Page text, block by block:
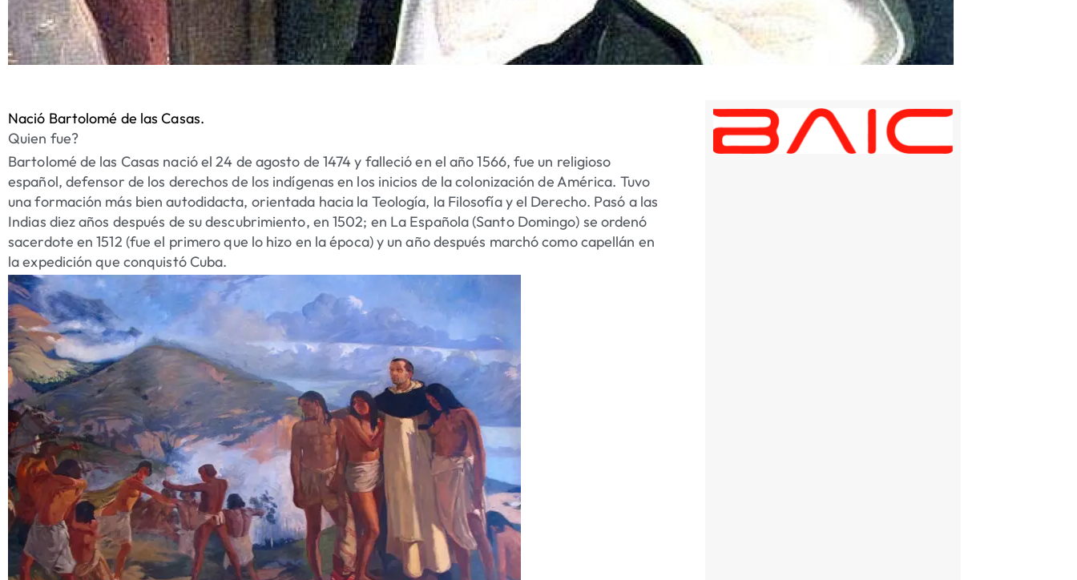
Nació Bartolomé de las Casas.
Quien fue?
Bartolomé de las Casas nació el 24 de agosto de 1474 y falleció en el año 1566, fue un religioso
español, defensor de los derechos de los indígenas en los inicios de la colonización de América. Tuvo
una formación más bien autodidacta, orientada hacia la Teología, la Filosofía y el Derecho. Pasó a las
Indias diez años después de su descubrimiento, en 1502; en La Española (Santo Domingo) se ordenó
sacerdote en 1512 (fue el primero que lo hizo en la época) y un año después marchó como capellán en
la expedición que conquistó Cuba.